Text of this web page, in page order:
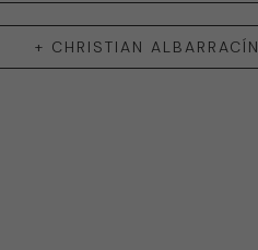
+ CHRISTIAN ALBARRACÍN